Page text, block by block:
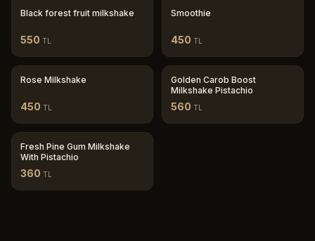
Black forest fruit milkshake
550 TL
Smoothie
450 TL
Rose Milkshake
450 TL
Golden Carob Boost
Milkshake Pistachio
560 TL
Fresh Pine Gum Milkshake
With Pistachio
360 TL